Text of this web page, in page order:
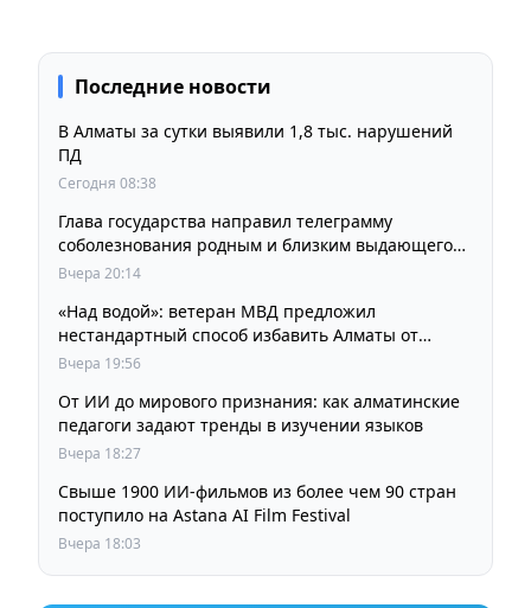
Последние новости
В Алматы за сутки выявили 1,8 тыс. нарушений
ПД
Сегодня 08:38
Глава государства направил телеграмму
соболезнования родным и близким выдающегося
кинорежиссера Ардака Амиркулова
Вчера 20:14
«Над водой»: ветеран МВД предложил
нестандартный способ избавить Алматы от
пробок и смога
Вчера 19:56
От ИИ до мирового признания: как алматинские
педагоги задают тренды в изучении языков
Вчера 18:27
Свыше 1900 ИИ-фильмов из более чем 90 стран
поступило на Astana AI Film Festival
Вчера 18:03